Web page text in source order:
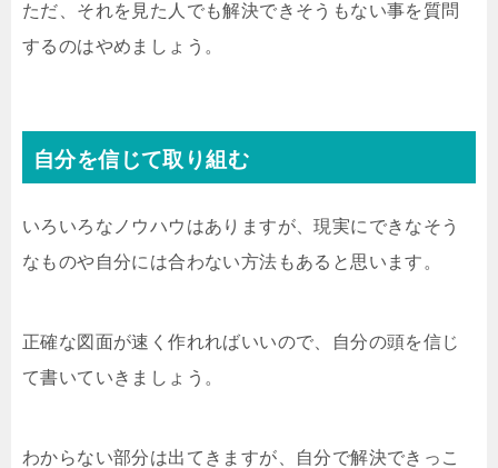
ただ、それを見た人でも解決できそうもない事を質問
するのはやめましょう。
自分を信じて取り組む
いろいろなノウハウはありますが、現実にできなそう
なものや自分には合わない方法もあると思います。
正確な図面が速く作れればいいので、自分の頭を信じ
て書いていきましょう。
わからない部分は出てきますが、自分で解決できっこ